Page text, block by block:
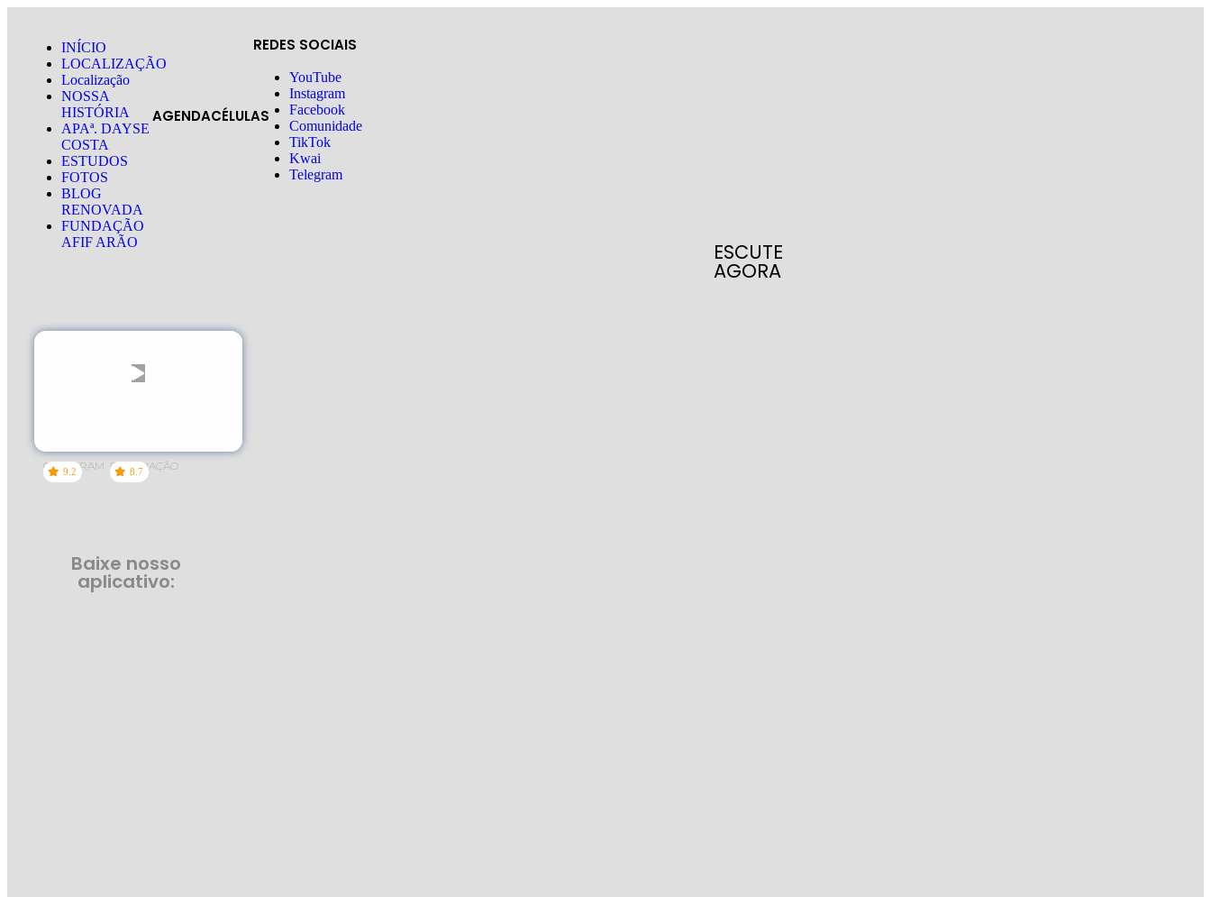
INÍCIO
LOCALIZAÇÃO
Localização
NOSSA
HISTÓRIA
APAª. DAYSE
COSTA
ESTUDOS
FOTOS
BLOG
RENOVADA
FUNDAÇÃO
AFIF ARÃO
AGENDACÉLULAS
REDES SOCIAIS
YouTube
Instagram
Facebook
Comunidade
TikTok
Kwai
Telegram
GOSTARAM
9.2 PONTUAÇÃO
8.7
Baixe nosso
aplicativo:
ESCUTE
AGORA